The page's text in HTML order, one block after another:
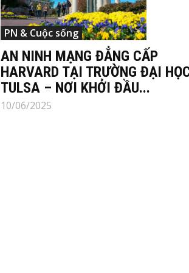
PN & Cuộc sống
AN NINH MẠNG ĐẲNG CẤP
HARVARD TẠI TRƯỜNG ĐẠI
TULSA – NƠI KHỞI ĐẦU...
10/06/2025